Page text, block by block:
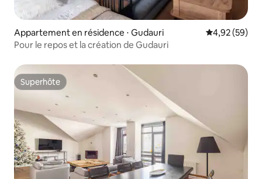
Appartement en résidence ⋅ Gudauri Évaluation
4,92 (59)
Pour le repos et la création de Gudauri
Superhôte
Superhôte